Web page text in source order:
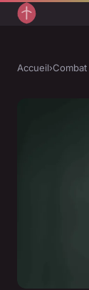
Accueil›Combat